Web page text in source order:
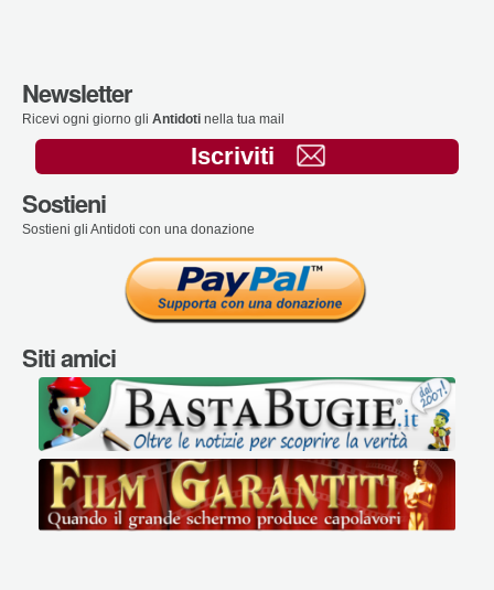
Newsletter
Ricevi ogni giorno gli Antidoti nella tua mail
Iscriviti
Sostieni
Sostieni gli Antidoti con una donazione
Siti amici